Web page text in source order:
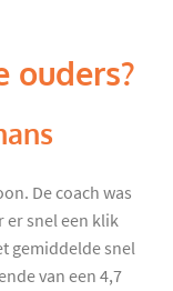
ouders?
De coach was
er snel een klik
gemiddelde snel
van een 4,7